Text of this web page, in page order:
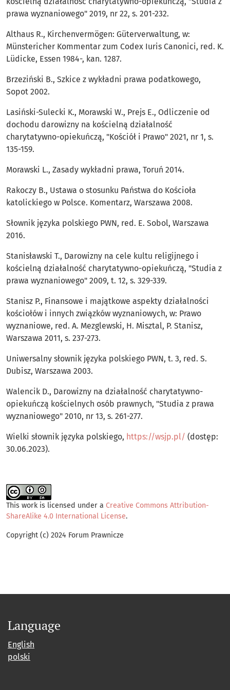
prawa wyznaniowego" 2019, nr 22, s. 201-232.
Althaus R., Kirchenvermögen: Güterverwaltung, w:
Münstericher Kommentar zum Codex Iuris Canonici, red. K.
Lüdicke, Essen 1984-, kan. 1287.
Brzeziński B., Szkice z wykładni prawa podatkowego,
Sopot 2002.
Lasiński-Sulecki K., Morawski W., Prejs E., Odliczenie od
dochodu darowizny na kościelną działalność
charytatywno-opiekuńczą, "Kościół i Prawo" 2021, nr 1, s.
135-159.
Morawski L., Zasady wykładni prawa, Toruń 2014.
Rakoczy B., Ustawa o stosunku Państwa do Kościoła
katolickiego w Polsce. Komentarz, Warszawa 2008.
Słownik języka polskiego PWN, red. E. Sobol, Warszawa
2016.
Stanisławski T., Darowizny na cele kultu religijnego i
kościelną działalność charytatywno-opiekuńczą, "Studia z
prawa wyznaniowego" 2009, t. 12, s. 329-339.
Stanisz P., Finansowe i majątkowe aspekty działalności
kościołów i innych związków wyznaniowych, w: Prawo
wyznaniowe, red. A. Mezglewski, H. Misztal, P. Stanisz,
Warszawa 2011, s. 237-273.
Uniwersalny słownik języka polskiego PWN, t. 3, red. S.
Dubisz, Warszawa 2003.
Walencik D., Darowizny na działalność charytatywno-
opiekuńczą kościelnych osób prawnych, "Studia z prawa
wyznaniowego" 2010, nr 13, s. 261-277.
Wielki słownik języka polskiego, https://wsjp.pl/ (dostęp:
30.06.2023).
This work is licensed under a Creative Commons Attribution-
ShareAlike 4.0 International License.
Copyright (c) 2024 Forum Prawnicze
Language
English
polski